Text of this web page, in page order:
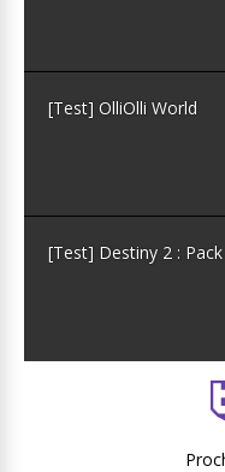
[Test] OlliOlli World
[Test] Destiny 2 :